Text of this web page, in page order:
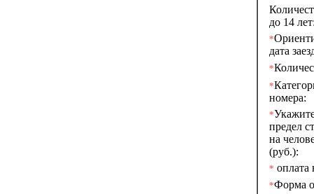
до 14
*
дата
*
*
номера:
*
предел
на
(руб.):
* оплата
*Форма